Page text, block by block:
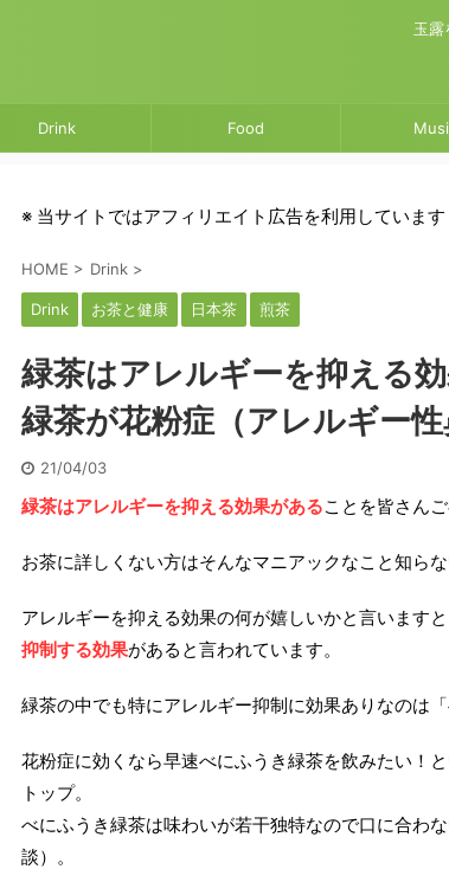
玉露
Drink Food
※ 当サイトではアフィリエイト広告を利用しています
HOME > Drink >
Drink お茶と健康 日本茶 煎茶
緑茶はアレルギーを抑える
緑茶が花粉症（アレルギー性
21/04/03
緑茶はアレルギーを抑える効果があることを皆さん
お茶に詳しくない方はそんなマニアックなこと知ら
アレルギーを抑える効果の何が嬉しいかと言います
抑制する効果があると言われています。
緑茶の中でも特にアレルギー抑制に効果ありなのは
花粉症に効くなら早速べにふうき緑茶を飲みたい！
トップ。
べにふうき緑茶は味わいが若干独特なので口に合わ
談）。